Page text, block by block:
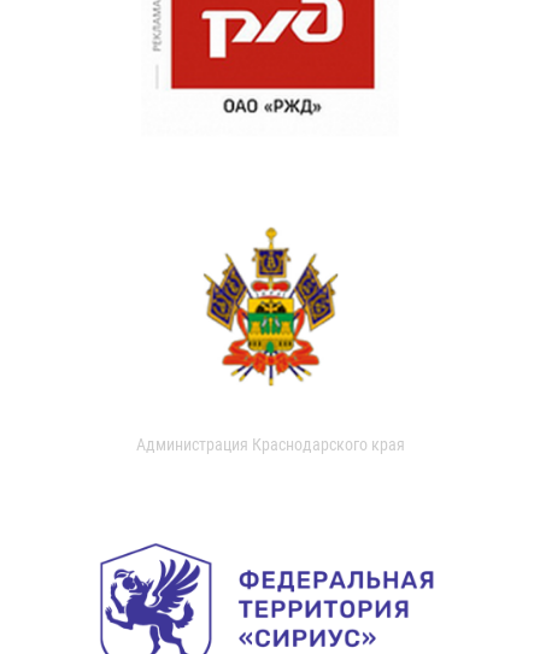
Администрация Краснодарского края